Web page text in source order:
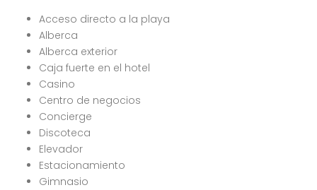
Acceso directo a la playa
Alberca
Alberca exterior
Caja fuerte en el hotel
Casino
Centro de negocios
Concierge
Discoteca
Elevador
Estacionamiento
Gimnasio